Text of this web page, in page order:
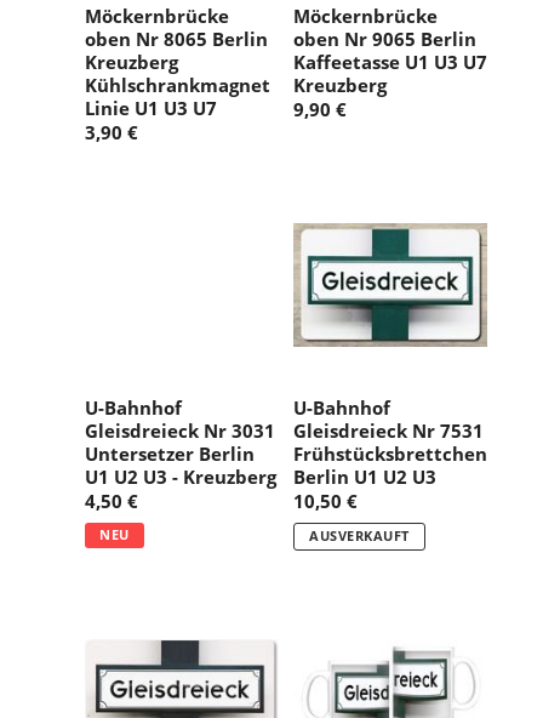
Möckernbrücke
oben Nr 8065 Berlin
Kreuzberg
Kühlschrankmagnet
Linie U1 U3 U7
3,90 €
Möckernbrücke
oben Nr 9065 Berlin
Kaffeetasse U1 U3 U7
Kreuzberg
9,90 €
U-Bahnhof
Gleisdreieck Nr 3031
Untersetzer Berlin
U1 U2 U3 - Kreuzberg
4,50 €
NEU
U-Bahnhof
Gleisdreieck Nr 7531
Frühstücksbrettchen
Berlin U1 U2 U3
10,50 €
AUSVERKAUFT